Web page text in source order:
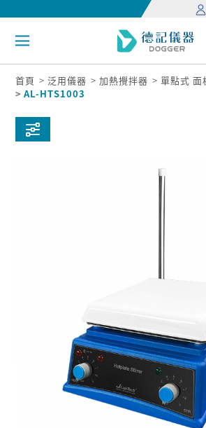
首頁 泛用儀器 加熱攪拌器
單點式
AL-HTS1003